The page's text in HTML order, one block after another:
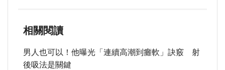
相關閱讀
男人也可以！他曝光「連續高潮到癱軟」訣竅 射
後吸法是關鍵